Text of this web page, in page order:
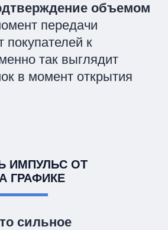
объемом
передачи
покупателей к
так выглядит
в момент открытия
ИМПУЛЬС ОТ
ГРАФИКЕ
сильное